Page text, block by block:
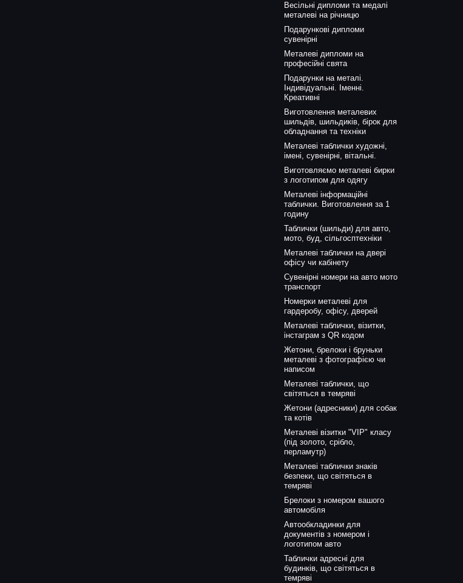
Весільні дипломи та медалі
металеві на річницю
Подарункові дипломи
сувенірні
Металеві дипломи на
професійні свята
Подарунки на металі.
Індивідуальні. Іменні.
Креативні
Виготовлення металевих
шильдів, шильдиків, бірок для
обладнання та техніки
Металеві таблички художні,
імені, сувенірні, вітальні.
Виготовляємо металеві бирки
з логотипом для одягу
Металеві інформаційні
таблички. Виготовлення за 1
годину
Таблички (шильди) для авто,
мото, буд, сільгосптехніки
Металеві таблички на двері
офісу чи кабінету
Сувенірні номери на авто мото
транспорт
Номерки металеві для
гардеробу, офісу, дверей
Металеві таблички, візитки,
інстаграм з QR кодом
Жетони, брелоки і бруньки
металеві з фотографією чи
написом
Металеві таблички, що
світяться в темряві
Жетони (адресники) для собак
та котів
Металеві візитки "VIP" класу
(під золото, срібло,
перламутр)
Металеві таблички знаків
безпеки, що світяться в
темряві
Брелоки з номером вашого
автомобіля
Автообкладинки для
документів з номером і
логотипом авто
Таблички адресні для
будинків, що світяться в
темряві